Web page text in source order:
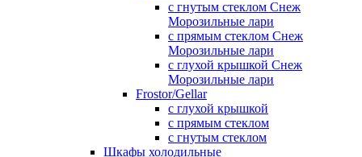
с гнутым стеклом Снеж
Морозильные лари
с прямым стеклом Снеж
Морозильные лари
с глухой крышкой Снеж
Морозильные лари
Frostor/Gellar
с глухой крышкой
с прямым стеклом
с гнутым стеклом
Шкафы холодильные